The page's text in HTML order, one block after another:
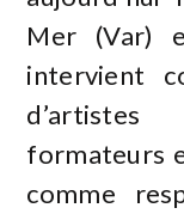
Mer (Var)
intervient
formateurs
comme